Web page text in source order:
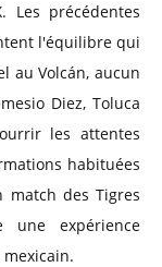
précédentes
l'équilibre qui
au Volcán, aucun
Diez, Toluca
les attentes
habituées
des Tigres
expérience